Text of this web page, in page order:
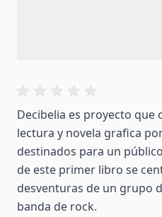
Decibelia es proyecto que
lectura y novela grafica
destinados para un
de este primer libro se
desventuras de un grupo
banda de rock.